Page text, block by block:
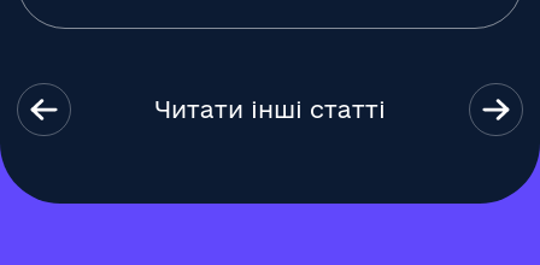
Читати інші статті